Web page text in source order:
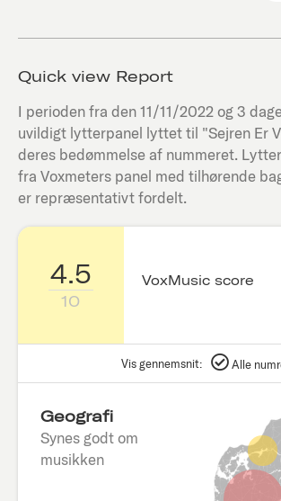
Quick view Report
I perioden fra den11/11/2022 og 3
uvildigt lytterpanel lyttet til "Sejren Er
deres bedømmelse af nummeret.
fra Voxmeters panel med tilhørende
er repræsentativt fordelt.
4.5
10
VoxMusic score
Vis gennemsnit: Alle
Geografi
Synes godt om
musikken